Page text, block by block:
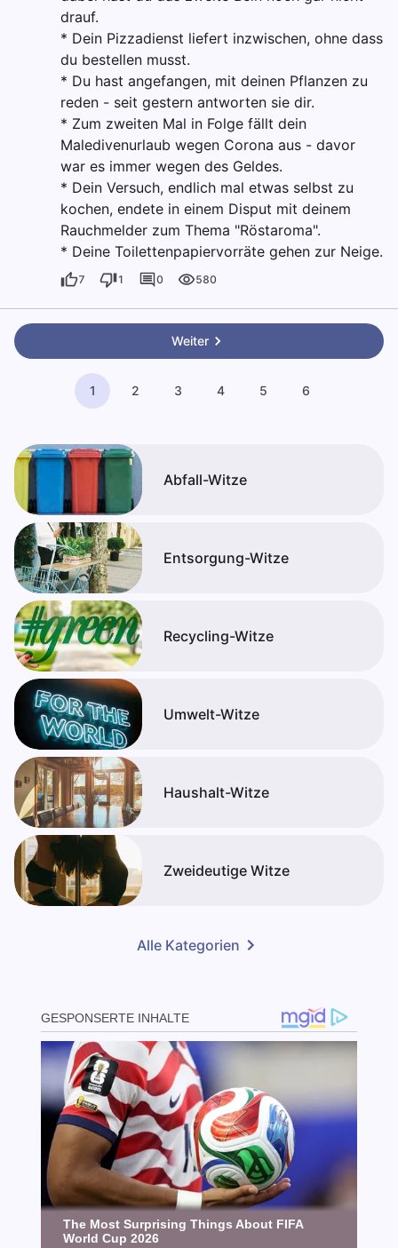
drauf.
* Dein Pizzadienst liefert inzwischen, ohne dass
du bestellen musst.
* Du hast angefangen, mit deinen Pflanzen zu
reden - seit gestern antworten sie dir.
* Zum zweiten Mal in Folge fällt dein
Maledivenurlaub wegen Corona aus - davor
war es immer wegen des Geldes.
* Dein Versuch, endlich mal etwas selbst zu
kochen, endete in einem Disput mit deinem
Rauchmelder zum Thema "Röstaroma".
* Deine Toilettenpapiervorräte gehen zur Neige.
7 1 0 580
Weiter
1 2 3 4 5 6
Abfall-Witze
Entsorgung-Witze
Recycling-Witze
Umwelt-Witze
Haushalt-Witze
Zweideutige Witze
Alle Kategorien